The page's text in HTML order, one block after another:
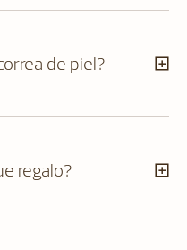
de piel?
regalo?